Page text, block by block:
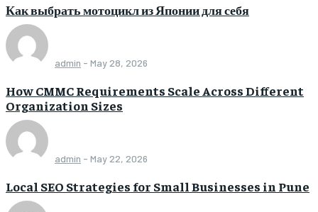
Как выбрать мотоцикл из Японии для себя
admin - May 28, 2026
How CMMC Requirements Scale Across Different
Organization Sizes
admin - May 22, 2026
Local SEO Strategies for Small Businesses in Pune